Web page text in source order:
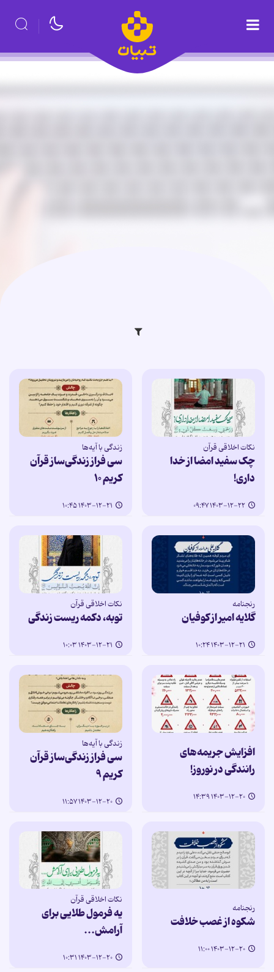
نکات اخلاقی قرآن
چک سفید امضا از خدا
داری!
۱۴۰۳-۱۲-۲۲ ۰۹:۴۷
زندگی با آیه‌ها
سی فراز زندگی‌ساز قرآن
کریم ۱۰
۱۴۰۳-۱۲-۲۱ ۱۰:۴۵
رنجنامه
گلایه امیر از کوفیان
۱۴۰۳-۱۲-۲۱ ۱۰:۲۴
نکات اخلاقی قرآن
توبه، دکمه ریست زندگی
۱۴۰۳-۱۲-۲۱ ۱۰:۰۳
افزایش جریمه‌های
رانندگی در نوروز!
۱۴۰۳-۱۲-۲۰ ۱۴:۳۹
زندگی با آیه‌ها
سی فراز زندگی‌ساز قرآن
کریم ۹
۱۴۰۳-۱۲-۲۰ ۱۱:۵۷
رنجنامه
شکوه از غصب خلافت
۱۴۰۳-۱۲-۲۰ ۱۱:۰۰
نکات اخلاقی قرآن
یه فرمول طلایی برای
آرامش...
۱۴۰۳-۱۲-۲۰ ۱۰:۳۱